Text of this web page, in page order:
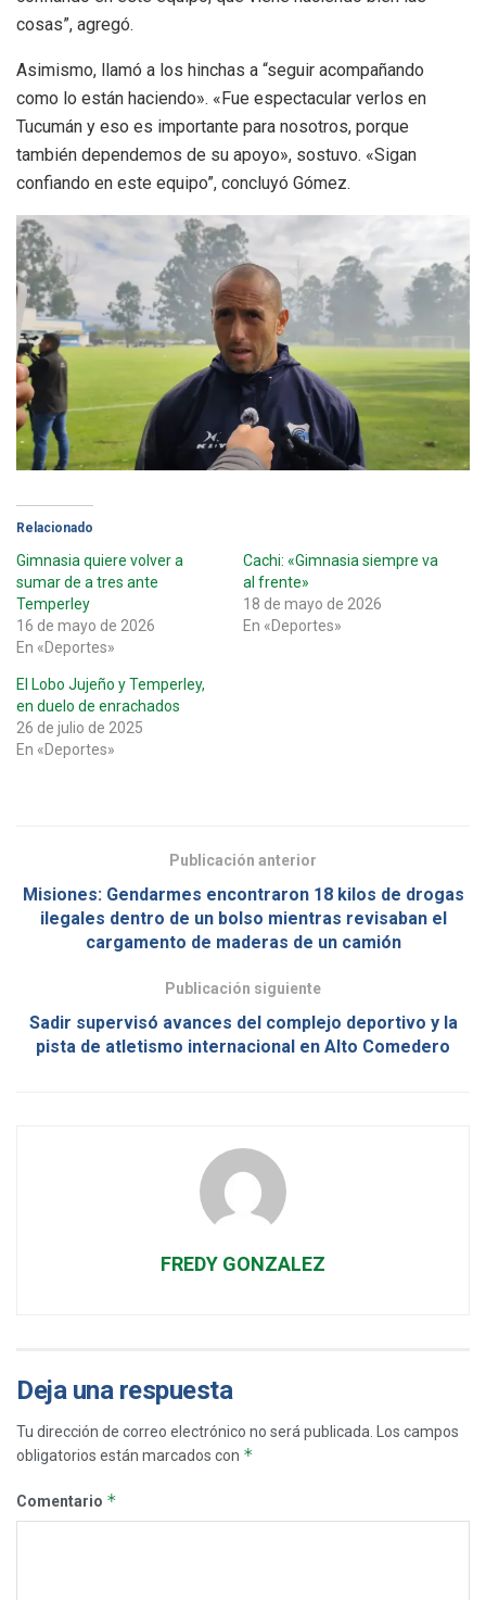
cosas”, agregó.
Asimismo, llamó a los hinchas a “seguir acompañando
como lo están haciendo». «Fue espectacular verlos en
Tucumán y eso es importante para nosotros, porque
también dependemos de su apoyo», sostuvo. «Sigan
confiando en este equipo”, concluyó Gómez.
Relacionado
Gimnasia quiere volver a
sumar de a tres ante
Temperley
16 de mayo de 2026
En «Deportes»
Cachi: «Gimnasia siempre va
al frente»
18 de mayo de 2026
En «Deportes»
El Lobo Jujeño y Temperley,
en duelo de enrachados
26 de julio de 2025
En «Deportes»
Publicación anterior
Misiones: Gendarmes encontraron 18 kilos de drogas
ilegales dentro de un bolso mientras revisaban el
cargamento de maderas de un camión
Publicación siguiente
Sadir supervisó avances del complejo deportivo y la
pista de atletismo internacional en Alto Comedero
FREDY GONZALEZ
Deja una respuesta
Tu dirección de correo electrónico no será publicada.
Los campos
obligatorios están marcados con *
Comentario *